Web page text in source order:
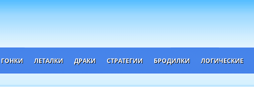
ГОНКИ ЛЕТАЛКИ ДРАКИ СТРАТЕГИИ БРОДИЛКИ ЛОГИЧЕСКИЕ